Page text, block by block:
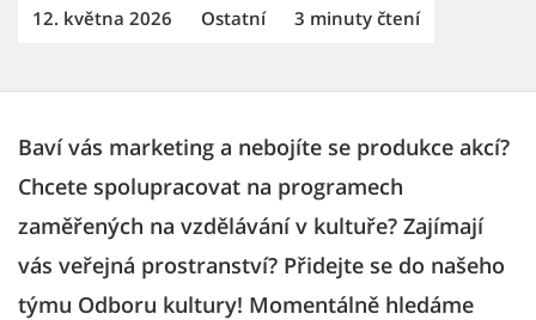
12. května 2026 Ostatní 3 minuty čtení
Baví vás marketing a nebojíte se produkce akcí?
Chcete spolupracovat na programech
zaměřených na vzdělávání v kultuře? Zajímají
vás veřejná prostranství? Přidejte se do našeho
týmu Odboru kultury! Momentálně hledáme